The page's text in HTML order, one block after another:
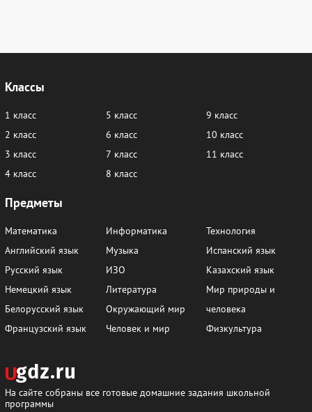
Классы
1 класс
2 класс
3 класс
4 класс
5 класс
6 класс
7 класс
8 класс
9 класс
10 класс
11 класс
Предметы
Математика
Английский язык
Русский язык
Немецкий язык
Белорусский язык
Французский язык
Информатика
Музыка
ИЗО
Литература
Окружающий мир
Человек и мир
Технология
Испанский язык
Казахский язык
Мир природы и
человека
Физкультура
На сайте собраны все готовые домашние задания школьной
программы